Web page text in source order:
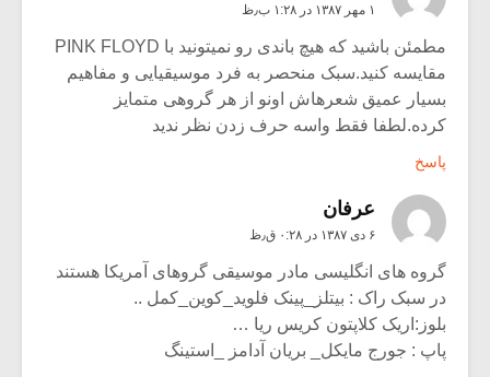
۱ مهر ۱۳۸۷ در ۱:۲۸ ب٫ظ
مطمئن باشید که هیچ باندی رو نمیتونید با PINK FLOYD
مقایسه کنید.سبک منحصر به فرد موسیقیایی و مفاهیم
بسیار عمیق شعرهاش اونو از هر گروهی متمایز
کرده.لطفا فقط واسه حرف زدن نظر ندید
پاسخ
عرفان
۶ دی ۱۳۸۷ در ۰:۲۸ ق٫ظ
گروه های انگلیسی مادر موسیقی گروهای آمریکا هستند
در سبک راک : بیتلز_پینک فلوید_کوین_کمل ..
بلوز:اریک کلاپتون کریس ریا …
پاپ : جورج مایکل_ بریان آدامز _استینگ